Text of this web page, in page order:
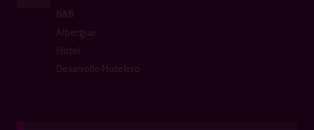
B&B
Albergue
Hotel
Desarrollo Hotelero